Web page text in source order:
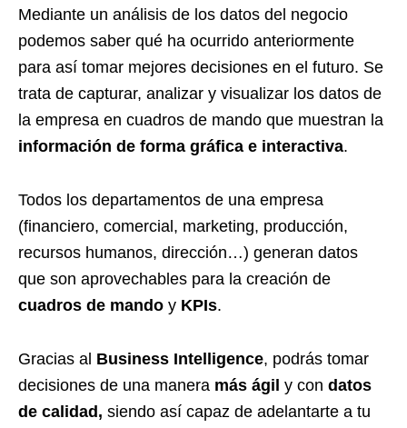
Mediante un análisis de los datos del negocio
podemos saber qué ha ocurrido anteriormente
para así tomar mejores decisiones en el futuro. Se
trata de capturar, analizar y visualizar los datos de
la empresa en cuadros de mando que muestran la
información de forma gráfica e interactiva.
Todos los departamentos de una empresa
(financiero, comercial, marketing, producción,
recursos humanos, dirección…) generan datos
que son aprovechables para la creación de
cuadros de mando y KPIs.
Gracias al Business Intelligence, podrás tomar
decisiones de una manera más ágil y con datos
de calidad, siendo así capaz de adelantarte a tu